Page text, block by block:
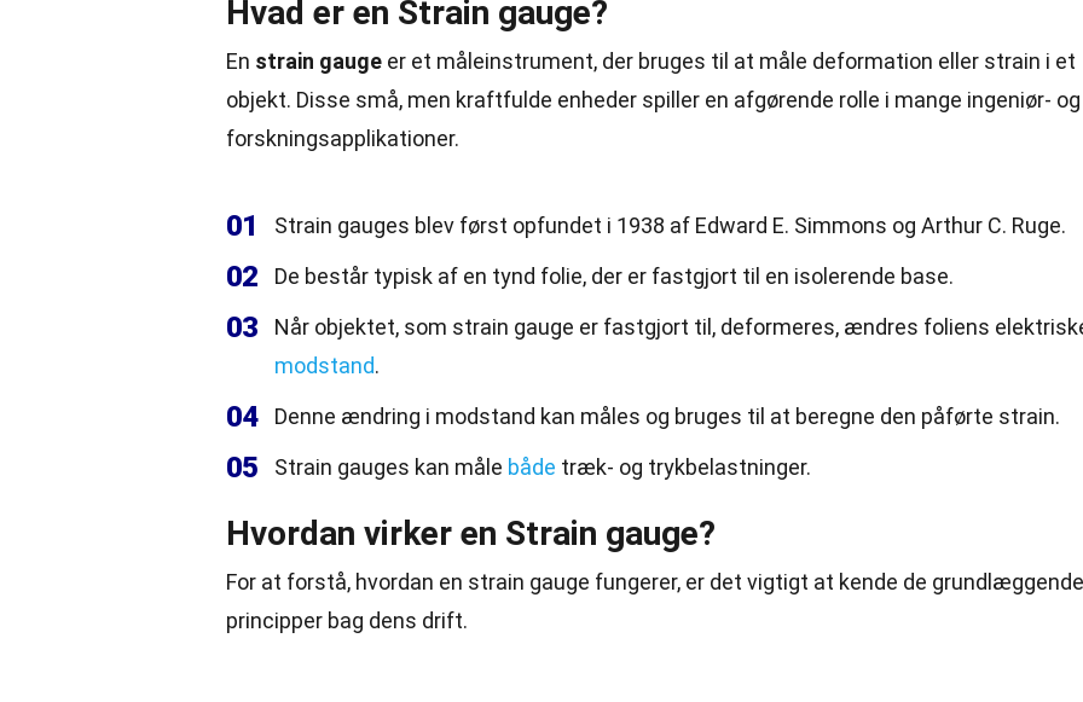
Hvad er en Strain gauge?
En strain gauge er et måleinstrument, der bruges til at måle deformation eller strain i et
objekt. Disse små, men kraftfulde enheder spiller en afgørende rolle i mange ingeniør- og
forskningsapplikationer.
01 Strain gauges blev først opfundet i 1938 af Edward E. Simmons og Arthur C. Ruge.
02 De består typisk af en tynd folie, der er fastgjort til en isolerende base.
03
Når objektet, som strain gauge er fastgjort til, deformeres, ændres foliens
modstand.
04 Denne ændring i modstand kan måles og bruges til at beregne den påførte strain.
05 Strain gauges kan måle både træk- og trykbelastninger.
Hvordan virker en Strain gauge?
For at forstå, hvordan en strain gauge fungerer, er det vigtigt at kende de grundlæggende
principper bag dens drift.